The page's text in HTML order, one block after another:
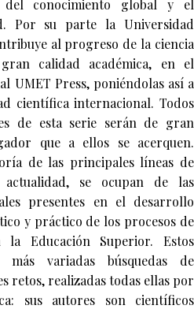
conocimiento global y el
Por su parte la Universidad
al progreso de la ciencia
calidad académica, en el
UMET Press, poniéndolas así a
científica internacional. Todos
de esta serie serán de gran
que a ellos se acerquen.
de las principales líneas de
se ocupan de las
presentes en el desarrollo
y práctico de los procesos de
la Educación Superior. Estos
más variadas búsquedas de
retos, realizadas todas ellas por
sus autores son científicos